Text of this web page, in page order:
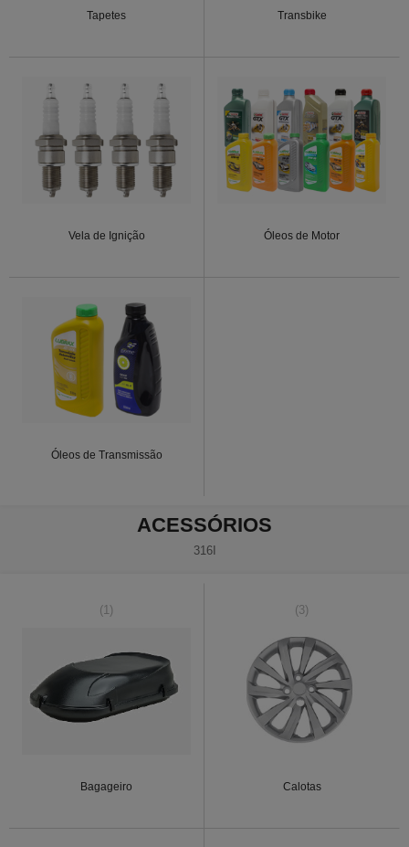
Tapetes Transbike
Vela de Ignição Óleos de Motor
Óleos de Transmissão
ACESSÓRIOS
316I
(1)
Bagageiro
(3)
Calotas